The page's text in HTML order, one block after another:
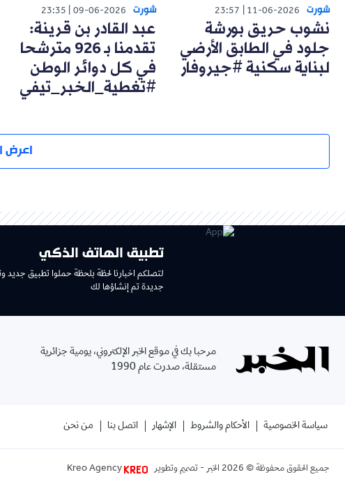
شورت 11-06-2026
23:57
نشوب حريق بورشة
جلود في الطابق الأرضي
لبناية سكنية #جيروفار
شورت 09-06-2026
23:35
عبد القادر بن قرينة:
تقدمنا بـ 926 مترشحا
في كل دوائر الوطن
#تغطية_الخبر_تيفي
اعرض
تطبيق الهاتف الذكي
لتصلكم اخبارنا لحظة بلحظة حملوا تطبيق جديد
جديدة تم إنشاؤها لك
مرحبا بك في موقع الخبر الإلكتروني، يومية جزائرية
مستقلة، صدرت عام 1990
سياسة الخصوصية الأحكام والشروط الإشهار اتصل بنا من نحن
جميع الحقوق محفوظة © 2026 الخبر - تصميم وتطوير Kreo Agency